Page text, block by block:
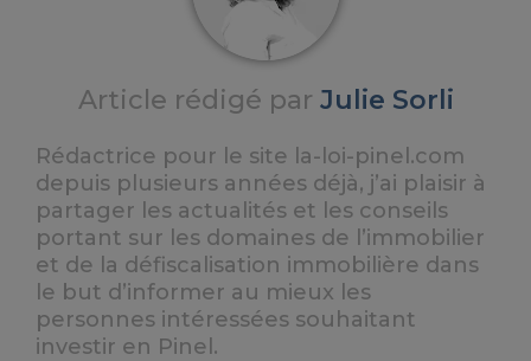
Article rédigé par Julie Sorli
Rédactrice pour le site la-loi-pinel.com
depuis plusieurs années déjà, j’ai plaisir à
partager les actualités et les conseils
portant sur les domaines de l’immobilier
et de la défiscalisation immobilière dans
le but d’informer au mieux les
personnes intéressées souhaitant
investir en Pinel.